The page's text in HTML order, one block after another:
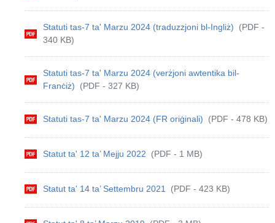
Statuti tas-7 ta' Marzu 2024 (traduzzjoni bl-Ingliż)
(PDF -
340 KB)
Statuti tas-7 ta' Marzu 2024 (verżjoni awtentika bil-
Franċiż)
(PDF - 327 KB)
Statuti tas-7 ta' Marzu 2024 (FR oriġinali) (PDF - 478 KB)
Statut ta' 12 ta’ Mejju 2022 (PDF - 1 MB)
Statut ta' 14 ta’ Settembru 2021 (PDF - 423 KB)